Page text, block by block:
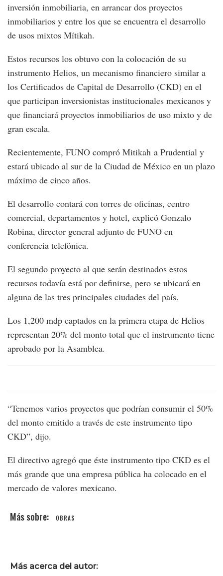
inversión inmobiliaria, en arrancar dos proyectos
inmobiliarios y entre los que se encuentra el desarrollo
de usos mixtos Mítikah.
Estos recursos los obtuvo con la colocación de su
instrumento Helios, un mecanismo financiero similar a
los Certificados de Capital de Desarrollo (CKD) en el
que participan inversionistas institucionales mexicanos y
que financiará proyectos inmobiliarios de uso mixto y de
gran escala.
Recientemente, FUNO compró Mitikah a Prudential y
estará ubicado al sur de la Ciudad de México en un plazo
máximo de cinco años.
El desarrollo contará con torres de oficinas, centro
comercial, departamentos y hotel, explicó Gonzalo
Robina, director general adjunto de FUNO en
conferencia telefónica.
El segundo proyecto al que serán destinados estos
recursos todavía está por definirse, pero se ubicará en
alguna de las tres principales ciudades del país.
Los 1,200 mdp captados en la primera etapa de Helios
representan 20% del monto total que el instrumento tiene
aprobado por la Asamblea.
“Tenemos varios proyectos que podrían consumir el 50%
del monto emitido a través de este instrumento tipo
CKD”, dijo.
El directivo agregó que éste instrumento tipo CKD es el
más grande que una empresa pública ha colocado en el
mercado de valores mexicano.
OBRAS
Más acerca del autor: